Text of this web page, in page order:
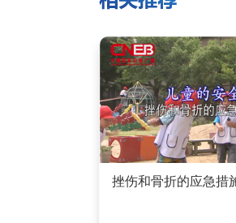
挫伤和骨折的应急措